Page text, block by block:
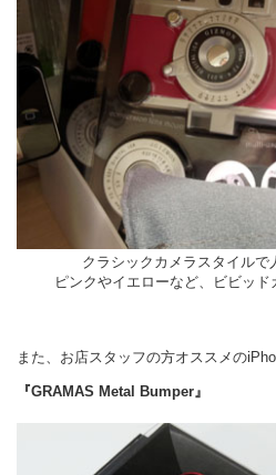
クラシックカメラスタイルで
ピンクやイエローなど、ビビッド
また、お店スタッフの方オススメの
『GRAMAS Metal Bumper』